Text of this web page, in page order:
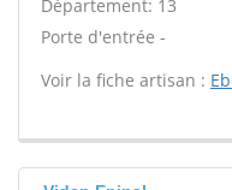
Département: 13
Porte d'entrée -
Voir la fiche artisan :